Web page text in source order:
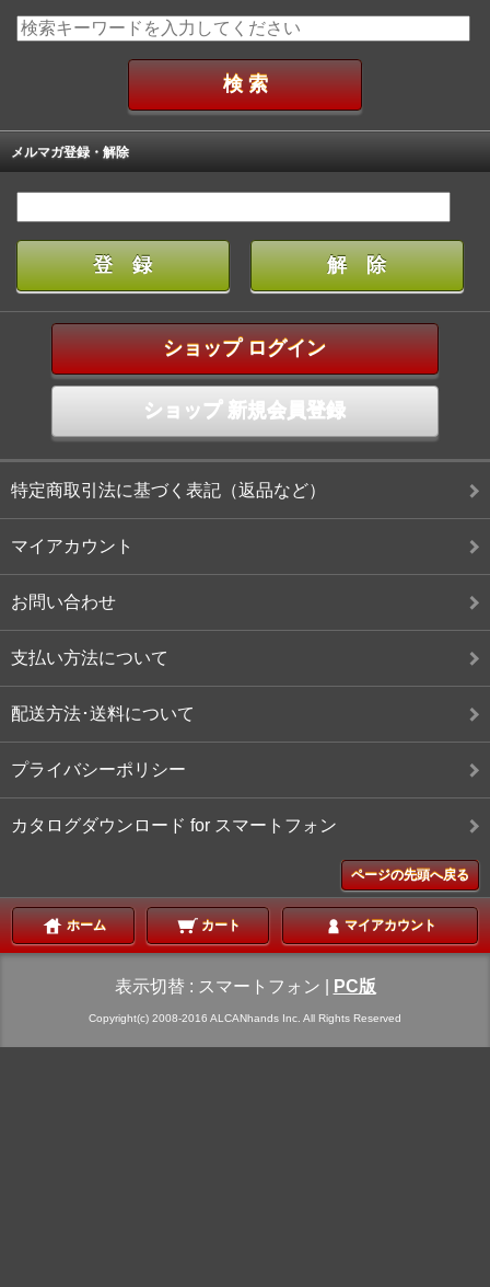
メルマガ登録・解除
ショップ ログイン
ショップ 新規会員登録
特定商取引法に基づく表記（返品など）
マイアカウント
お問い合わせ
支払い方法について
配送方法･送料について
プライバシーポリシー
カタログダウンロード for スマートフォン
ページの先頭へ戻る
ホーム カート マイアカウント
表示切替 : スマートフォン PC版
Copyright(c) 2008-2016 ALCANhands Inc. All Rights Reserved